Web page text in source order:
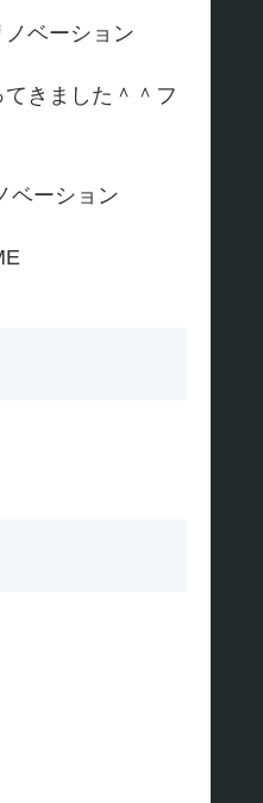
ベーション
きました＾＾フ
ベーション